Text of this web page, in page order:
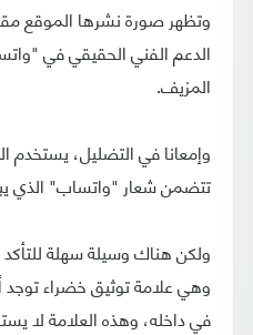
وتظهر صورة نشرها الموقع
الدعم الفني الحقيقي في
المزيف.
وإمعانا في التضليل، يستخدم
تتضمن شعار "واتساب" الذي
ولكن هناك وسيلة سهلة
وهي علامة توثيق خضراء
في داخله، وهذه العلامة لا